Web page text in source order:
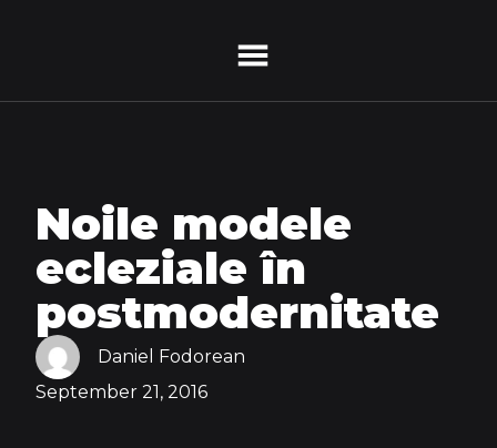
Noile modele
ecleziale în
postmodernitate
Daniel Fodorean
September 21, 2016